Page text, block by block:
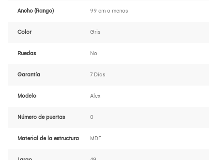
Ancho (Rango) 99 cm o menos
Color Gris
Ruedas No
Garantía 7 Días
Modelo Alex
Número de puertas 0
Material de la estructura MDF